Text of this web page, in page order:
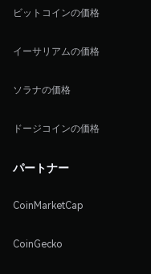
ビットコインの価格
イーサリアムの価格
ソラナの価格
ドージコインの価格
パートナー
CoinMarketCap
CoinGecko